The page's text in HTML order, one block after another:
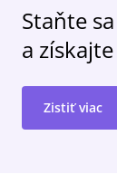
Staňte
a
Zistiť viac